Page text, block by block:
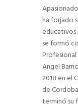
ha forjado
educativos
se formó
Profesional
Angel
2018 en el
de
terminó su